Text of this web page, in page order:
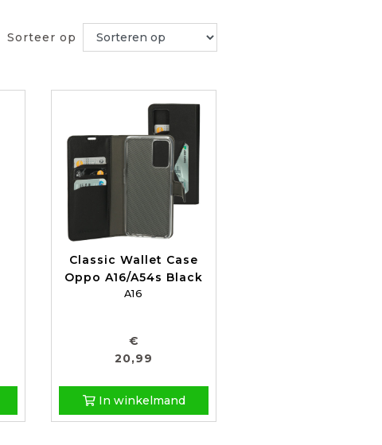
Sorteer op
Classic Wallet Case
Oppo A16/A54s Black
A16
€
20,99
In winkelmand